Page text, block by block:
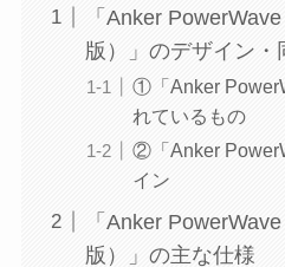
「Anker
版）」のデザイン・
①「Anker
れているもの
②「Anker
イン
「Anker
版）」の主な仕様